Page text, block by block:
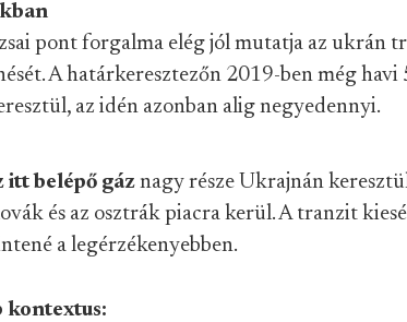
pont forgalma elég jól mutatja az ukrán
A határkeresztezőn 2019-ben még
az idén azonban alig negyedennyi.
itt belépő gáznagy része Ukrajnán
és az osztrák piacra kerül. A tranzit
a legérzékenyebben.
kontextus: